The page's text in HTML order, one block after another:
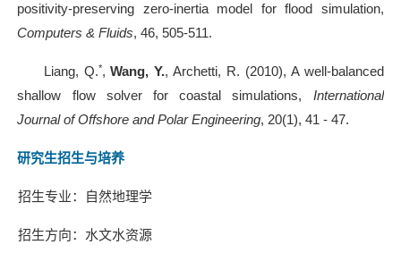
positivity-preserving zero-inertia model for flood simulation,
Computers & Fluids, 46, 505-511.
Liang, Q.*,Wang, Y., Archetti, R. (2010), A well-balanced
shallow flow solver for coastal simulations, International
Journal of Offshore and Polar Engineering, 20(1), 41 - 47.
研究生招生与培养
招生专业：自然地理学
招生方向：水文水资源